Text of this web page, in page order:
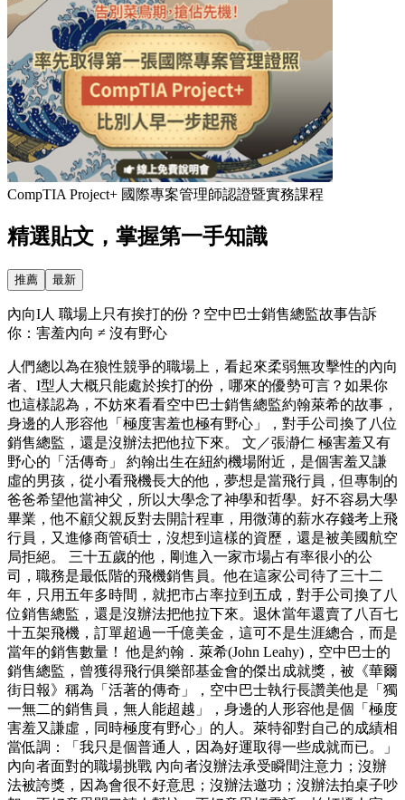
CompTIA Project+ 國際專案管理師認證暨實務課程
精選貼文，掌握第一手知識
推薦 最新
內向I人 職場上只有挨打的份？空中巴士銷售總監故事告訴
你：害羞內向 ≠ 沒有野心
人們總以為在狼性競爭的職場上，看起來柔弱無攻擊性的內向
者、I型人大概只能處於挨打的份，哪來的優勢可言？如果你
也這樣認為，不妨來看看空中巴士銷售總監約翰萊希的故事，
身邊的人形容他「極度害羞也極有野心」，對手公司換了八位
銷售總監，還是沒辦法把他拉下來。 文／張瀞仁 極害羞又有
野心的「活傳奇」 約翰出生在紐約機場附近，是個害羞又謙
虛的男孩，從小看飛機長大的他，夢想是當飛行員，但專制的
爸爸希望他當神父，所以大學念了神學和哲學。好不容易大學
畢業，他不顧父親反對去開計程車，用微薄的薪水存錢考上飛
行員，又進修商管碩士，沒想到這樣的資歷，還是被美國航空
局拒絕。 三十五歲的他，剛進入一家市場占有率很小的公
司，職務是最低階的飛機銷售員。他在這家公司待了三十二
年，只用五年多時間，就把市占率拉到五成，對手公司換了八
位銷售總監，還是沒辦法把他拉下來。退休當年還賣了八百七
十五架飛機，訂單超過一千億美金，這可不是生涯總合，而是
當年的銷售數量！ 他是約翰．萊希(John Leahy)，空中巴士的
銷售總監，曾獲得飛行俱樂部基金會的傑出成就獎，被《華爾
街日報》稱為「活著的傳奇」，空中巴士執行長讚美他是「獨
一無二的銷售員，無人能超越」，身邊的人形容他是個「極度
害羞又謙虛，同時極度有野心」的人。萊特卻對自己的成績相
當低調：「我只是個普通人，因為好運取得一些成就而已。」
內向者面對的職場挑戰 內向者沒辦法承受瞬間注意力；沒辦
法被誇獎，因為會很不好意思；沒辦法邀功；沒辦法拍桌子吵